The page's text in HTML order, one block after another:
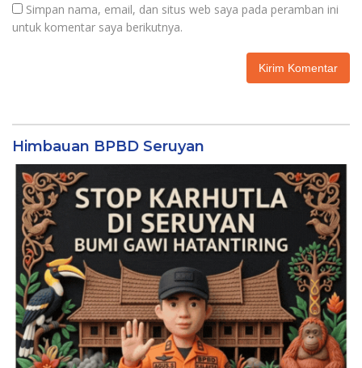
Simpan nama, email, dan situs web saya pada peramban ini
untuk komentar saya berikutnya.
Himbauan BPBD Seruyan